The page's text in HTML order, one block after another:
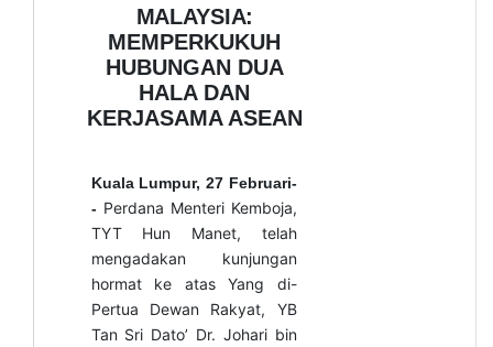
MALAYSIA:
MEMPERKUKUH
HUBUNGAN DUA
HALA DAN
KERJASAMA ASEAN
Kuala Lumpur, 27 Februari-
- Perdana Menteri Kemboja,
TYT Hun Manet, telah
mengadakan kunjungan
hormat ke atas Yang di-
Pertua Dewan Rakyat, YB
Tan Sri Dato’ Dr. Johari bin